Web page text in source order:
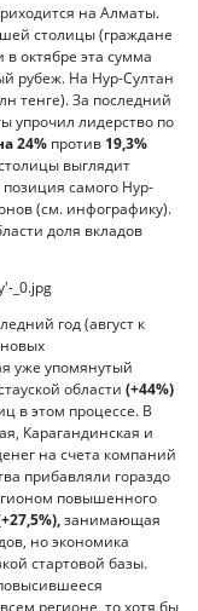
на Алматы.
столицы (граждане
октябре эта сумма
рубеж. На Нур-Султан
тенге). За последний
упрочил лидерство по
24% против 19,3%
выглядит
самого Нур-
(см. инфографику).
доля вкладов
год (август к
уже упомянутый
области (+44%)
в этом процессе. В
Карагандинская и
на счета компаний
прибавляли гораздо
повышенного
занимающая
но экономика
стартовой базы.
регионе, то хотя бы